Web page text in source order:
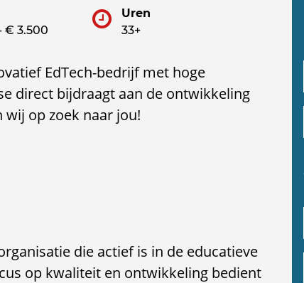
€ 3.500
Uren
33+
EdTech-bedrijf met hoge
direct bijdraagt aan de ontwikkeling
op zoek naar jou!
die actief is in de educatieve
op kwaliteit en ontwikkeling bedient